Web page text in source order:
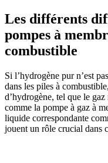
Les différents
pompes à
combustible
Si l’hydrogène pur n’est
dans les piles à
d’hydrogène, tel que le
comme la pompe à gaz à
liquide correspondante
jouent un rôle crucial dans